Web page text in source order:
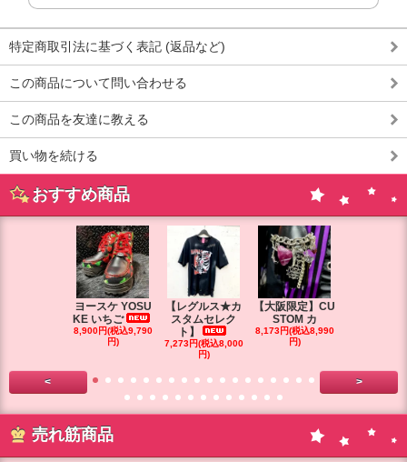
特定商取引法に基づく表記 (返品など)
この商品について問い合わせる
この商品を友達に教える
買い物を続ける
おすすめ商品
ヨースケ YOSU
KE いちご
8,900円(税込9,790
円)
【レグルス★カ
スタムセレク
ト】
7,273円(税込8,000
円)
【大阪限定】CU
STOM カ
8,173円(税込8,990
円)
< >
売れ筋商品